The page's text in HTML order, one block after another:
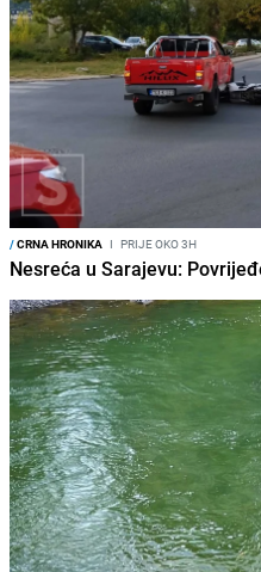
/CRNA HRONIKA I PRIJE OKO 3H
Nesreća u Sarajevu: